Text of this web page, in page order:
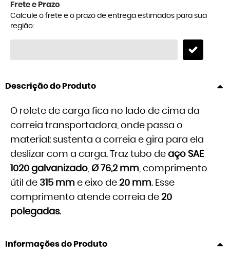
Frete e Prazo
Calcule o frete e o prazo de entrega estimados para sua
região:
Descrição do Produto
O rolete de carga fica no lado de cima da
correia transportadora, onde passa o
material: sustenta a correia e gira para ela
deslizar com a carga. Traz tubo de aço SAE
1020 galvanizado, Ø 76,2 mm, comprimento
útil de 315 mm e eixo de 20 mm. Esse
comprimento atende correia de 20
polegadas.
Informações do Produto